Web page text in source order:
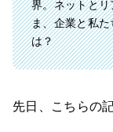
界。ネットと
ま、企業と私
は？
先日、こちらの